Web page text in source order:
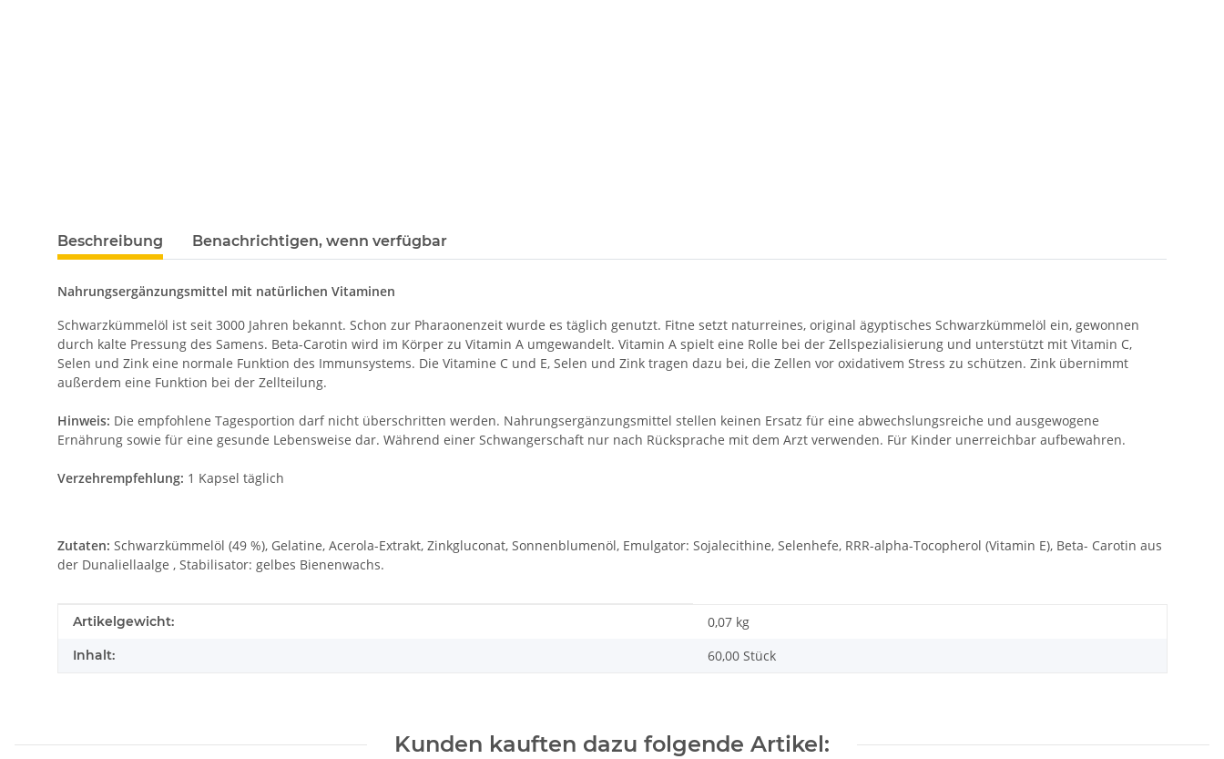
Beschreibung Benachrichtigen, wenn verfügbar
Nahrungsergänzungsmittel mit natürlichen Vitaminen
Schwarzkümmelöl ist seit 3000 Jahren bekannt. Schon zur Pharaonenzeit wurde es täglich genutzt. Fitne setzt naturreines, original ägyptisches Schwarzkümmelöl ein, gewonnen
durch kalte Pressung des Samens. Beta-Carotin wird im Körper zu Vitamin A umgewandelt. Vitamin A spielt eine Rolle bei der Zellspezialisierung und unterstützt mit Vitamin C,
Selen und Zink eine normale Funktion des Immunsystems. Die Vitamine C und E, Selen und Zink tragen dazu bei, die Zellen vor oxidativem Stress zu schützen. Zink übernimmt
außerdem eine Funktion bei der Zellteilung.
Hinweis: Die empfohlene Tagesportion darf nicht überschritten werden. Nahrungsergänzungsmittel stellen keinen Ersatz für eine abwechslungsreiche und ausgewogene
Ernährung sowie für eine gesunde Lebensweise dar. Während einer Schwangerschaft nur nach Rücksprache mit dem Arzt verwenden. Für Kinder unerreichbar aufbewahren.
Verzehrempfehlung: 1 Kapsel täglich
Zutaten: Schwarzkümmelöl (49 %), Gelatine, Acerola-Extrakt, Zinkgluconat, Sonnenblumenöl, Emulgator: Sojalecithine, Selenhefe, RRR-alpha-Tocopherol (Vitamin E), Beta- Carotin aus
der Dunaliellaalge , Stabilisator: gelbes Bienenwachs.
Produkteigenschaft
Wert
Artikelgewicht: 0,07 kg
Inhalt: 60,00 Stück
Kunden kauften dazu folgende Artikel: